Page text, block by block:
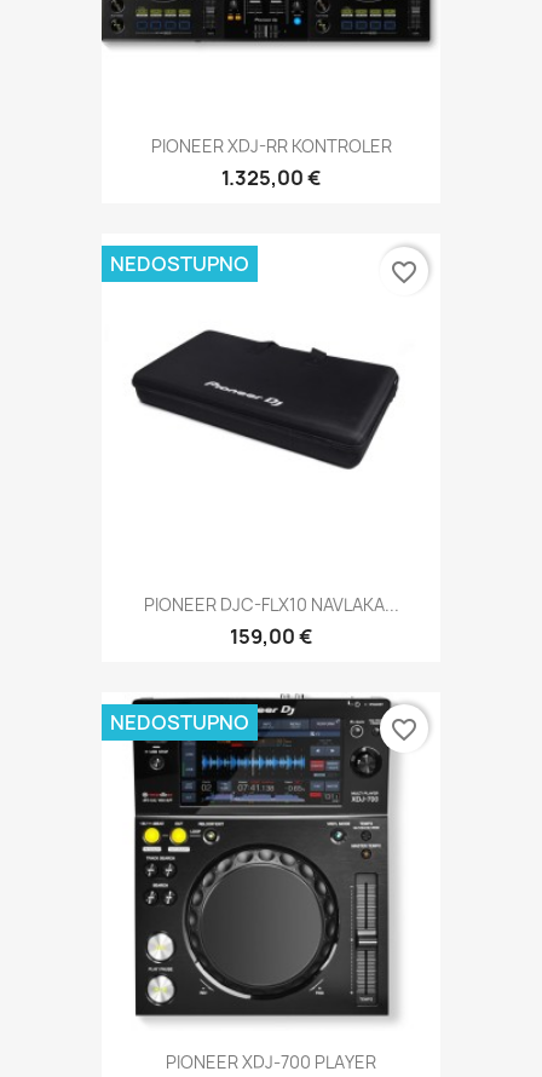
PIONEER XDJ-RR KONTROLER
1.325,00 €
PIONEER DJC-FLX10 NAVLAKA...
159,00 €
NEDOSTUPNO favorite_border
PIONEER XDJ-700 PLAYER
NEDOSTUPNO favorite_border